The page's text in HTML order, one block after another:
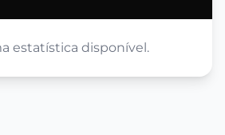
estatística disponível.